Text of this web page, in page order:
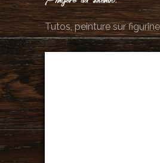
Tutos, peinture sur